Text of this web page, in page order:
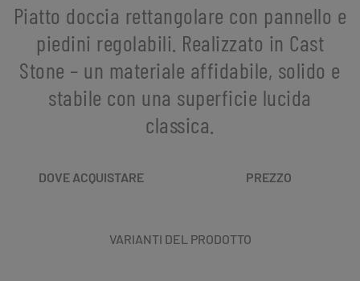
Piatto doccia rettangolare con pannello e
piedini regolabili. Realizzato in Cast
Stone – un materiale affidabile, solido e
stabile con una superficie lucida
classica.
DOVE ACQUISTARE PREZZO
VARIANTI DEL PRODOTTO